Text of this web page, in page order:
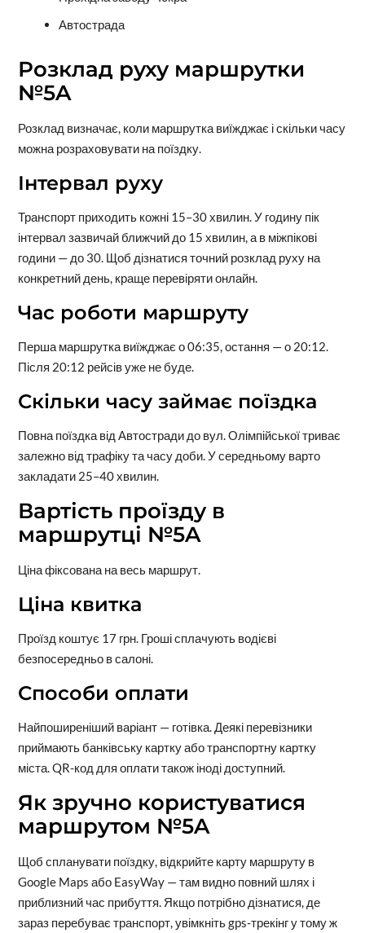
Автострада
Розклад руху маршрутки
№5A
Розклад визначає, коли маршрутка виїжджає і скільки часу
можна розраховувати на поїздку.
Інтервал руху
Транспорт приходить кожні 15–30 хвилин. У годину пік
інтервал зазвичай ближчий до 15 хвилин, а в міжпікові
години — до 30. Щоб дізнатися точний розклад руху на
конкретний день, краще перевіряти онлайн.
Час роботи маршруту
Перша маршрутка виїжджає о 06:35, остання — о 20:12.
Після 20:12 рейсів уже не буде.
Скільки часу займає поїздка
Повна поїздка від Автостради до вул. Олімпійської триває
залежно від трафіку та часу доби. У середньому варто
закладати 25–40 хвилин.
Вартість проїзду в
маршрутці №5A
Ціна фіксована на весь маршрут.
Ціна квитка
Проїзд коштує 17 грн. Гроші сплачують водієві
безпосередньо в салоні.
Способи оплати
Найпоширеніший варіант — готівка. Деякі перевізники
приймають банківську картку або транспортну картку
міста. QR-код для оплати також іноді доступний.
Як зручно користуватися
маршрутом №5A
Щоб спланувати поїздку, відкрийте карту маршруту в
Google Maps або EasyWay — там видно повний шлях і
приблизний час прибуття. Якщо потрібно дізнатися, де
зараз перебуває транспорт, увімкніть gps-трекінг у тому ж